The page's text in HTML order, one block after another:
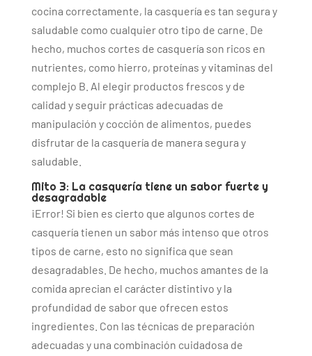
cocina correctamente, la casquería es tan segura y
saludable como cualquier otro tipo de carne. De
hecho, muchos cortes de casquería son ricos en
nutrientes, como hierro, proteínas y vitaminas del
complejo B. Al elegir productos frescos y de
calidad y seguir prácticas adecuadas de
manipulación y cocción de alimentos, puedes
disfrutar de la casquería de manera segura y
saludable.
Mito 3: La casquería tiene un sabor fuerte y
desagradable
¡Error! Si bien es cierto que algunos cortes de
casquería tienen un sabor más intenso que otros
tipos de carne, esto no significa que sean
desagradables. De hecho, muchos amantes de la
comida aprecian el carácter distintivo y la
profundidad de sabor que ofrecen estos
ingredientes. Con las técnicas de preparación
adecuadas y una combinación cuidadosa de